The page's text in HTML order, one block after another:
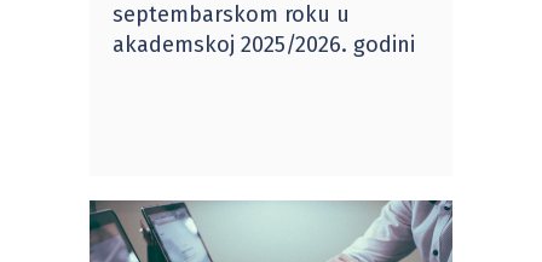
septembarskom roku u
akademskoj 2025/2026. godini